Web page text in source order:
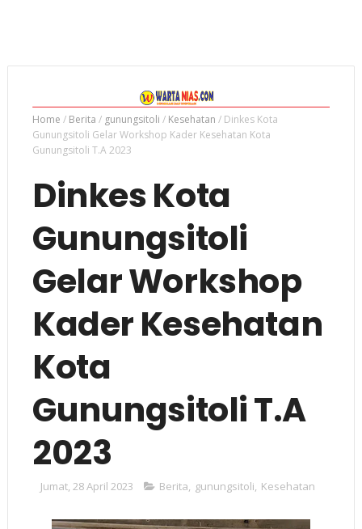
Home / Berita / gunungsitoli / Kesehatan / Dinkes Kota
Gunungsitoli Gelar Workshop Kader Kesehatan Kota
Gunungsitoli T.A 2023
Dinkes Kota
Gunungsitoli
Gelar Workshop
Kader Kesehatan
Kota
Gunungsitoli T.A
2023
Jumat, 28 April 2023 Berita, gunungsitoli, Kesehatan